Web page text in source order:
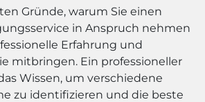
Gründe, warum Sie einen
in Anspruch nehmen
Erfahrung und
mitbringen. Ein professioneller
Wissen, um verschiedene
zu identifizieren und die beste